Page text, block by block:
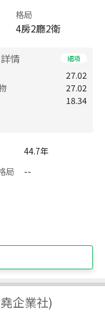
格局
4房2廳2衛
情 細項
27.02
27.02
18.34
44.7年
局
--
企業社)